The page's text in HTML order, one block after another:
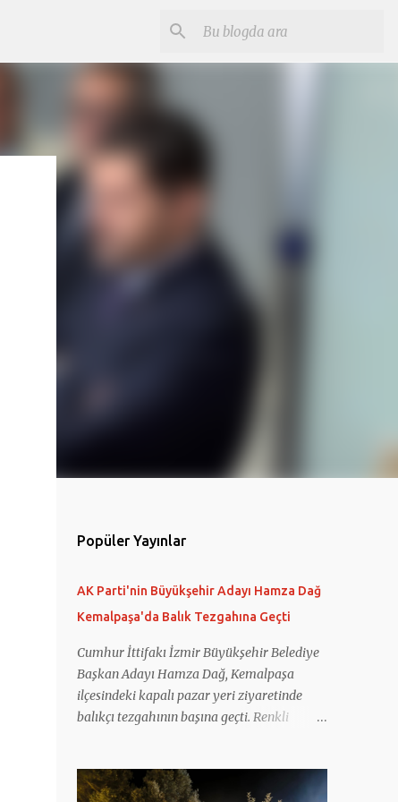
Popüler Yayınlar
AK Parti'nin Büyükşehir Adayı Hamza Dağ
Kemalpaşa'da Balık Tezgahına Geçti
Cumhur İttifakı İzmir Büyükşehir Belediye
Başkan Adayı Hamza Dağ, Kemalpaşa
ilçesindeki kapalı pazar yeri ziyaretinde
balıkçı tezgahının başına geçti. Renkli
Hamza Dağ, seçim çalışmaları kapsamında